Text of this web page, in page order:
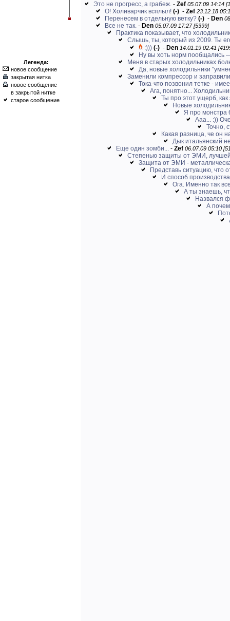
Легенда:
новое сообщение
закрытая нитка
новое сообщение
в закрытой нитке
старое сообщение
Это не прогресс, а грабеж. - Zef 05.07.09 14:14
О! Холиварчик всплыл! (-) - Zef 23.12.18
Перенесем в отдельную ветку? (-) - Den
Все не так. - Den 05.07.09 17:27 [5399]
Практика показывает, что
Слышь, ты, который из 2009. Ты
:))) (-) - Den 14.01.19 02:41
Ну вы хоть норм пообщались
Меня в старых холодильниках
Да, новые холодильники
Заменили компрессор и
Тока-что позвонил тетке -
Ага, понятно...
Ты про этот ущерб,
Новые
Я про монстра
Ааа... :))
Точно,
Какая разница, че он
Дык итальянский
Еще один зомби... - Zef 06.07.09 05:10
Степенью защиты от ЭМИ, лучшей
Защита от ЭМИ -
Представь ситуацию, что
И способ
Ога. Именно так
А ты знаешь,
Назвался
А